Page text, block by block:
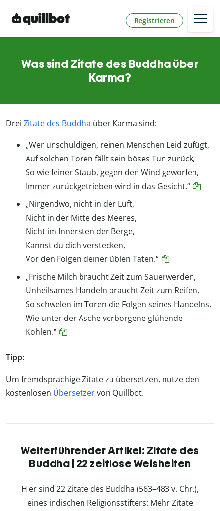
Registrieren
Was sind Zitate des Buddha über
Karma?
Drei Zitate des Buddha über Karma sind:
„Wer unschuldigen, reinen Menschen Leid zufügt,
Auf solchen Toren fällt sein böses Tun zurück,
So wie feiner Staub, gegen den Wind geworfen,
Immer zurückgetrieben wird in das Gesicht.“
„Nirgendwo, nicht in der Luft,
Nicht in der Mitte des Meeres,
Nicht im Innersten der Berge,
Kannst du dich verstecken,
Vor den Folgen deiner üblen Taten.“
„Frische Milch braucht Zeit zum Sauerwerden,
Unheilsames Handeln braucht Zeit zum Reifen,
So schwelen im Toren die Folgen seines Handelns,
Wie unter der Asche verborgene glühende
Kohlen.“
Tipp:
Um fremdsprachige Zitate zu übersetzen, nutze den
kostenlosen Übersetzervon Quillbot.
Weiterführender Artikel: Zitate des
Buddha | 22 zeitlose Weisheiten
Hier sind 22 Zitate des Buddha (563–483 v. Chr.),
eines indischen Religionsstifters: Mehr Zitate